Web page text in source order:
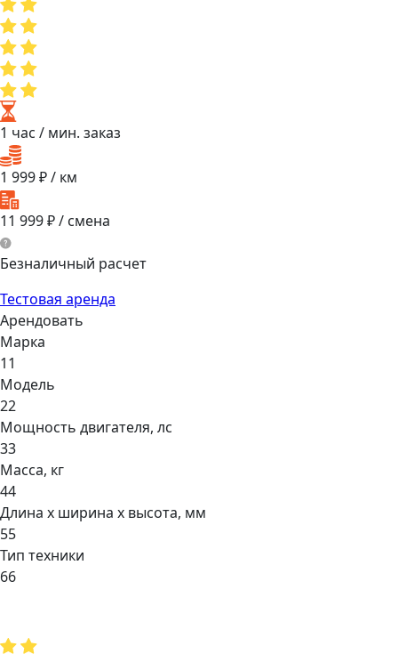
1 час / мин. заказ
1 999₽ / км
11 999₽ / смена
Безналичный расчет
Тестовая аренда
Арендовать
Марка
11
Модель
22
Мощнocть двигaтеля, лс
33
Масса, кг
44
Длина х ширина х высота, мм
55
Тип техники
66